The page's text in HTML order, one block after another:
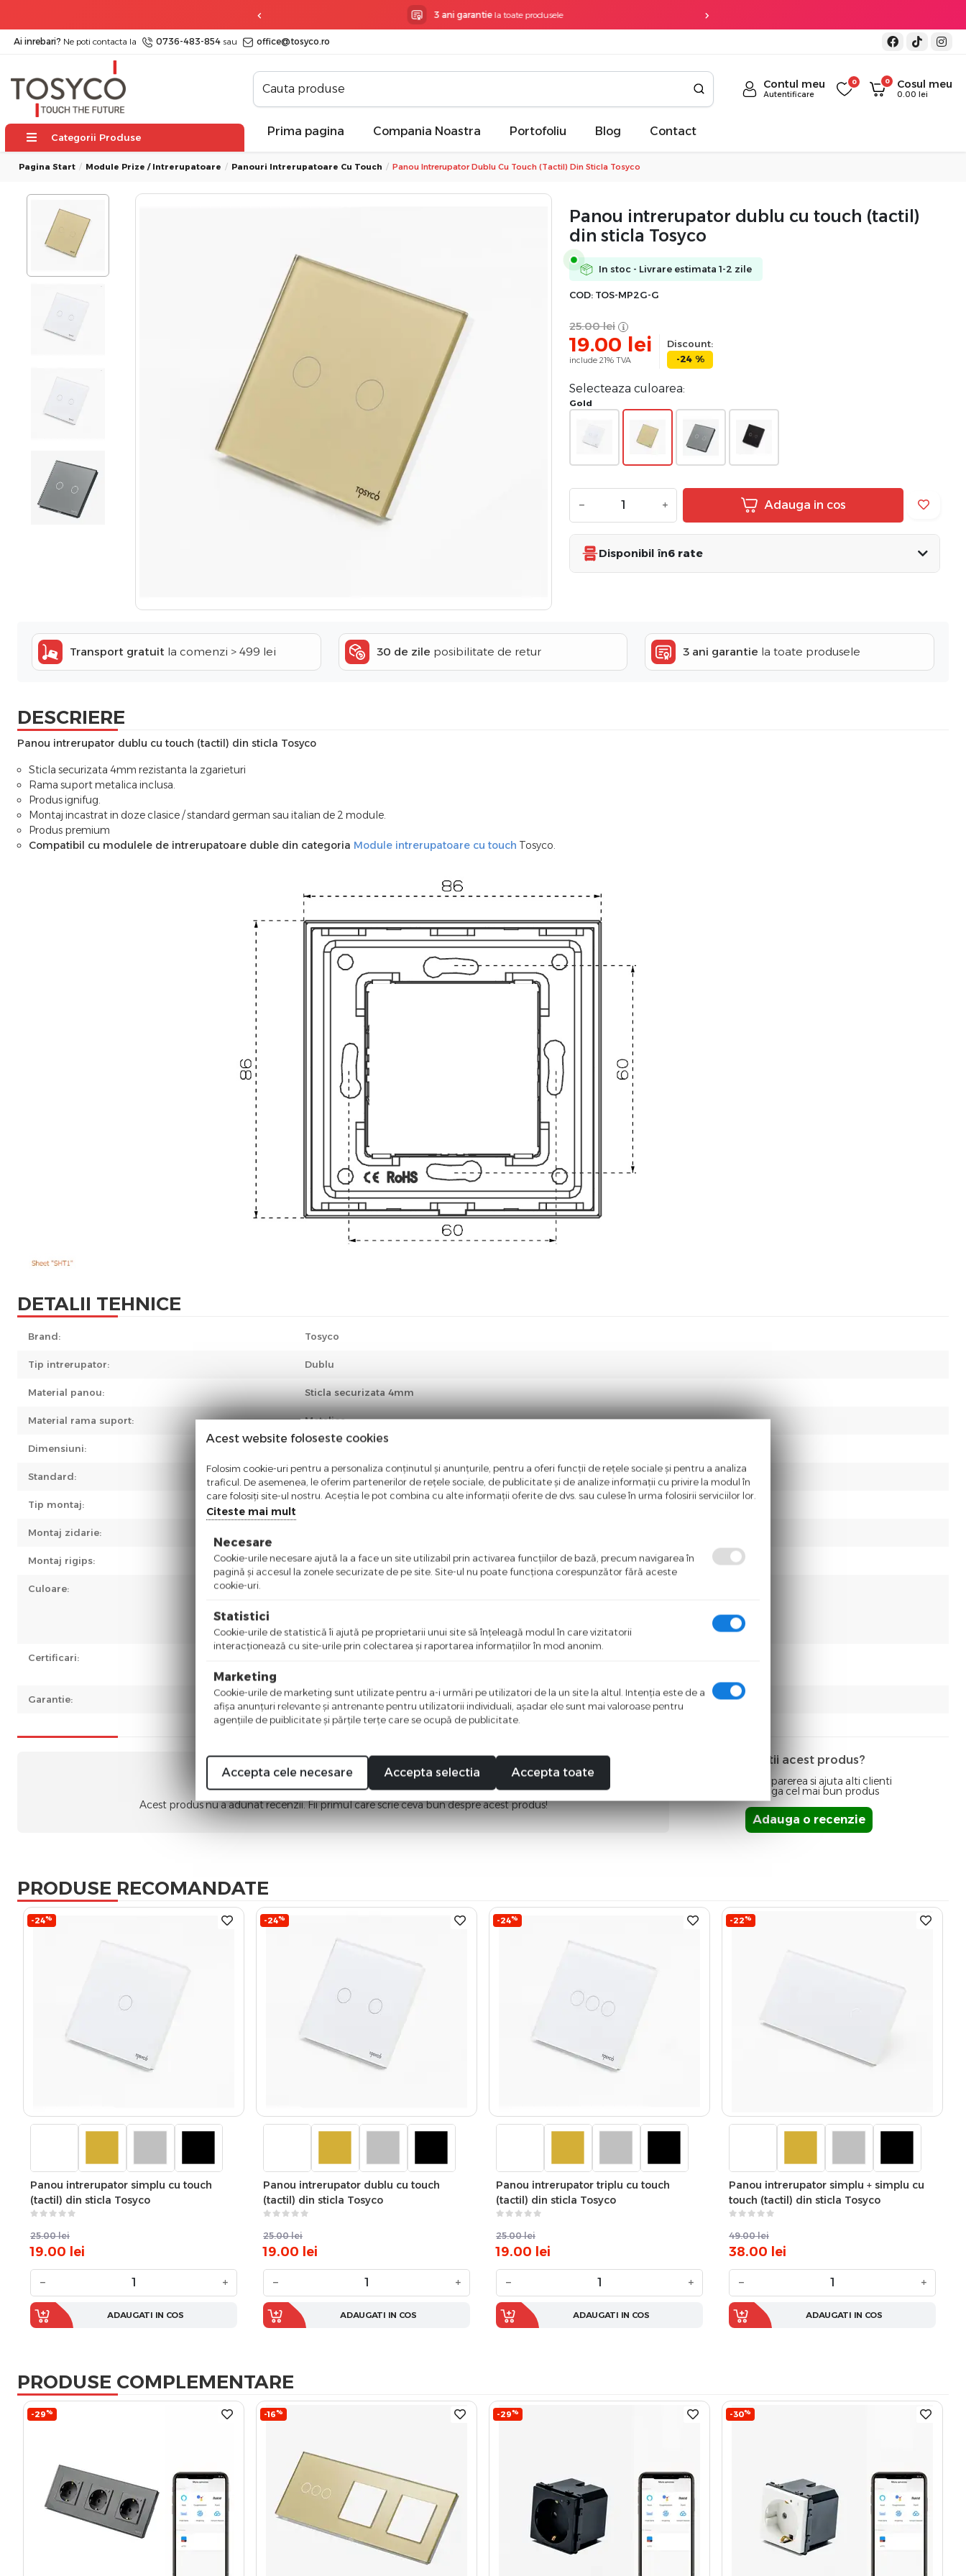
3 ani garantiela toate produsele
Ai inrebari? Ne poti contacta la 0736-483-854 sau office@tosyco.ro
Contul meu
Autentificare
0 0 Cosul meu
0.00 lei
Categorii Produse Prima pagina Compania Noastra Portofoliu Blog Contact
Pagina Start Module Prize / Intrerupatoare Panouri Intrerupatoare Cu Touch Panou Intrerupator Dublu Cu Touch (tactil) Din Sticla Tosyco
Panou intrerupator dublu cu touch (tactil)
din sticla Tosyco
In stoc - Livrare estimata 1-2 zile
COD: TOS-MP2G-G
25.00 lei
19.00 lei
include 21% TVA
Discount:
-24 %
Selecteaza culoarea:
Gold
− + Adauga in cos
Disponibil în6 rate
Transport gratuit la comenzi > 499 lei 30 de zile posibilitate de retur 3 ani garantie la toate produsele
DESCRIERE
Panou intrerupator dublu cu touch (tactil) din sticla Tosyco
Sticla securizata 4mm rezistanta la zgarieturi
Rama suport metalica inclusa.
Produs ignifug.
Montaj incastrat in doze clasice / standard german sau italian de 2 module.
Produs premium
Compatibil cu modulele de intrerupatoare duble din categoria Module intrerupatoare cu touch Tosyco.
DETALII TEHNICE
Brand: Tosyco
Tip intrerupator: Dublu
Material panou: Sticla securizata 4mm
Material rama suport: Metalica
Dimensiuni:
Standard: Clasic/German
Tip montaj: Incorporat
Montaj zidarie:
Montaj rigips: Doză 1 post Legrand Batibox
Culoare:
Negru
Certificari:
Garantie: 3 ani
Acest produs nu a adunat recenzii. Fii primul care scrie ceva bun despre acest produs!
Detii acest produs?
Spune-ti parerea si ajuta alti clienti
sa aleaga cel mai bun produs
Adauga o recenzie
PRODUSE RECOMANDATE
-24%
Panou intrerupator simplu cu touch
(tactil) din sticla Tosyco
25.00 lei
19.00 lei
− +
ADAUGATI IN COS
-24%
Panou intrerupator dublu cu touch
(tactil) din sticla Tosyco
25.00 lei
19.00 lei
− +
ADAUGATI IN COS
-24%
Panou intrerupator triplu cu touch
(tactil) din sticla Tosyco
25.00 lei
19.00 lei
− +
ADAUGATI IN COS
-22%
Panou intrerupator simplu + simplu cu
touch (tactil) din sticla Tosyco
49.00 lei
38.00 lei
− +
ADAUGATI IN COS
PRODUSE COMPLEMENTARE
-29% -16% -29% -30%
Acest website foloseste cookies
Folosim cookie-uri pentru a personaliza conținutul și anunțurile, pentru a oferi funcții de rețele sociale și pentru a analiza
traficul. De asemenea, le oferim partenerilor de rețele sociale, de publicitate și de analize informații cu privire la modul în
care folosiți site-ul nostru. Aceștia le pot combina cu alte informații oferite de dvs. sau culese în urma folosirii serviciilor lor.
Citeste mai mult
Necesare
Cookie-urile necesare ajută la a face un site utilizabil prin activarea funcţiilor de bază, precum navigarea în
pagină şi accesul la zonele securizate de pe site. Site-ul nu poate funcţiona corespunzător fără aceste
cookie-uri.
Statistici
Cookie-urile de statistică îi ajută pe proprietarii unui site să înţeleagă modul în care vizitatorii
interacţionează cu site-urile prin colectarea şi raportarea informaţiilor în mod anonim.
Marketing
Cookie-urile de marketing sunt utilizate pentru a-i urmări pe utilizatori de la un site la altul. Intenţia este de a
afişa anunţuri relevante şi antrenante pentru utilizatorii individuali, aşadar ele sunt mai valoroase pentru
agenţiile de puiblicitate şi părţile terţe care se ocupă de publicitate.
Accepta cele necesare Accepta selectia Accepta toate